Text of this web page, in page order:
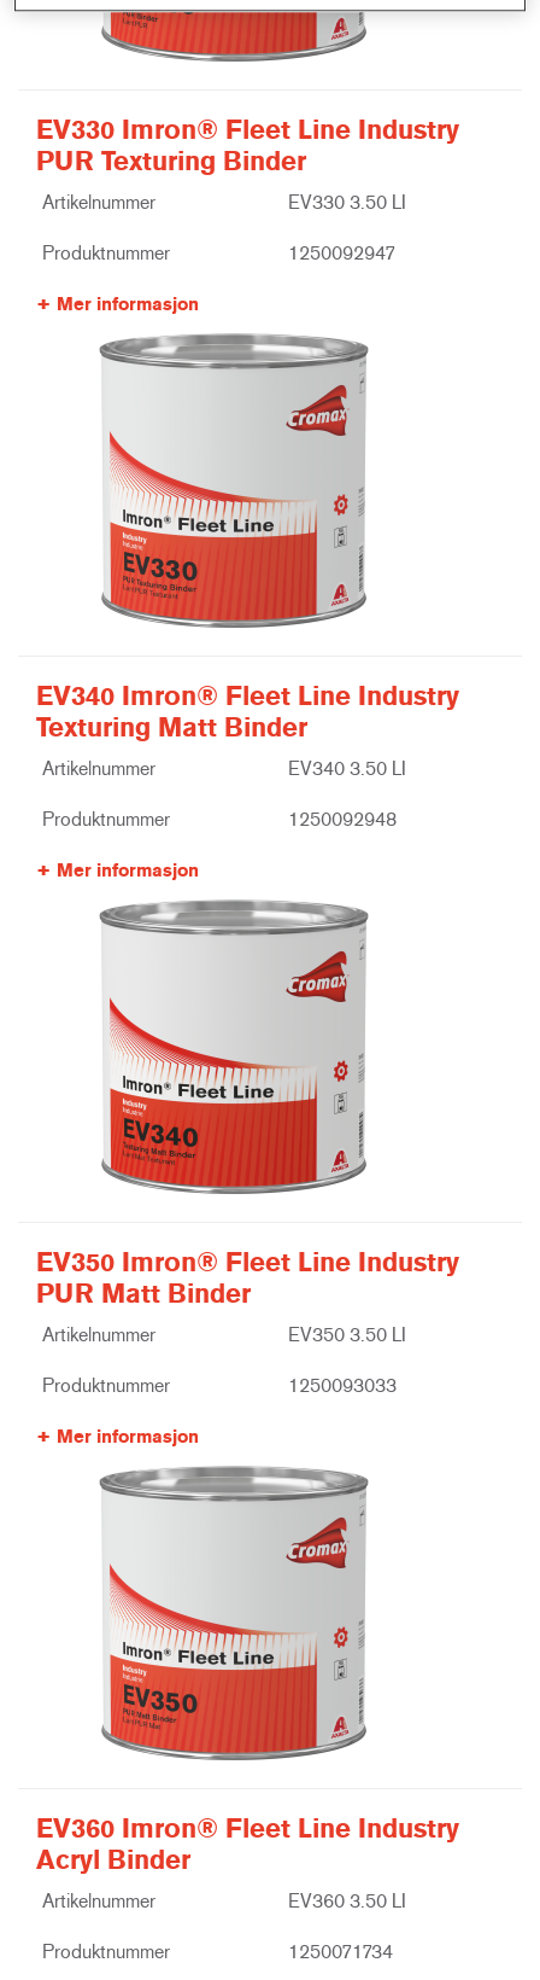
EV330 Imron® Fleet Line Industry
PUR Texturing Binder
Artikelnummer EV330 3.50 LI
Produktnummer 1250092947
Mer informasjon
EV340 Imron® Fleet Line Industry
Texturing Matt Binder
Artikelnummer EV340 3.50 LI
Produktnummer 1250092948
Mer informasjon
EV350 Imron® Fleet Line Industry
PUR Matt Binder
Artikelnummer EV350 3.50 LI
Produktnummer 1250093033
Mer informasjon
EV360 Imron® Fleet Line Industry
Acryl Binder
Artikelnummer EV360 3.50 LI
Produktnummer 1250071734